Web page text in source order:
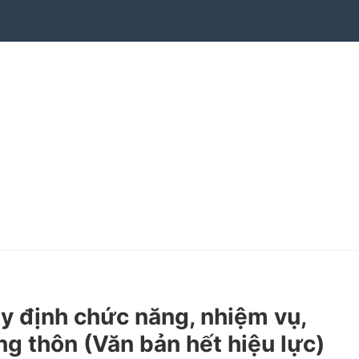
định chức năng, nhiệm vụ,
thôn (Văn bản hết hiệu lực)